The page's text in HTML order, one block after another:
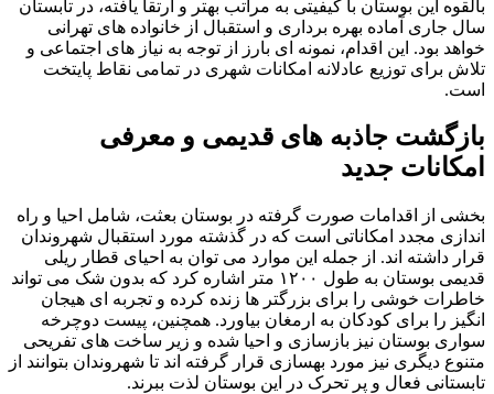
بالقوه این بوستان با کیفیتی به مراتب بهتر و ارتقا یافته، در تابستان
سال جاری آماده بهره برداری و استقبال از خانواده های تهرانی
خواهد بود. این اقدام، نمونه ای بارز از توجه به نیاز های اجتماعی و
تلاش برای توزیع عادلانه امکانات شهری در تمامی نقاط پایتخت
است.
بازگشت جاذبه های قدیمی و معرفی
امکانات جدید
بخشی از اقدامات صورت گرفته در بوستان بعثت، شامل احیا و راه
اندازی مجدد امکاناتی است که در گذشته مورد استقبال شهروندان
قرار داشته اند. از جمله این موارد می توان به احیای قطار ریلی
قدیمی بوستان به طول ۱۲۰۰ متر اشاره کرد که بدون شک می تواند
خاطرات خوشی را برای بزرگتر ها زنده کرده و تجربه ای هیجان
انگیز را برای کودکان به ارمغان بیاورد. همچنین، پیست دوچرخه
سواری بوستان نیز بازسازی و احیا شده و زیر ساخت های تفریحی
متنوع دیگری نیز مورد بهسازی قرار گرفته اند تا شهروندان بتوانند از
تابستانی فعال و پر تحرک در این بوستان لذت ببرند.